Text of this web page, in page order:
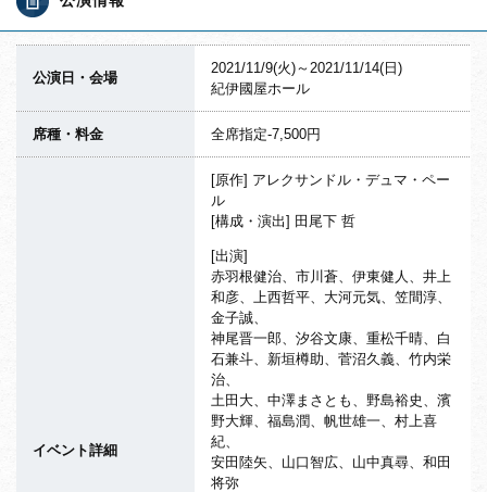
公演日・会場
2021/11/9(火)～2021/11/14(日)
紀伊國屋ホール
席種・料金 全席指定-7,500円
イベント詳細
[原作] アレクサンドル・デュマ・ペー
ル
[構成・演出] 田尾下 哲
[出演]
赤羽根健治、市川蒼、伊東健人、井上
和彦、上西哲平、大河元気、笠間淳、
金子誠、
神尾晋一郎、汐谷文康、重松千晴、白
石兼斗、新垣樽助、菅沼久義、竹内栄
治、
土田大、中澤まさとも、野島裕史、濱
野大輝、福島潤、帆世雄一、村上喜
紀、
安田陸矢、山口智広、山中真尋、和田
将弥